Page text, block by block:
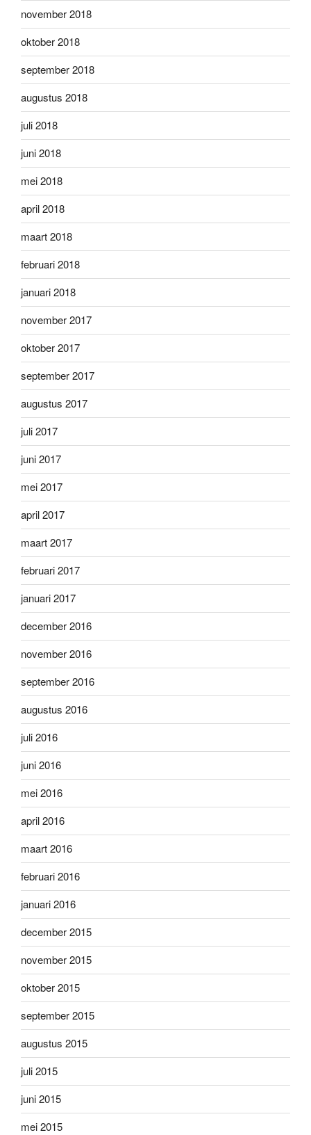
november 2018
oktober 2018
september 2018
augustus 2018
juli 2018
juni 2018
mei 2018
april 2018
maart 2018
februari 2018
januari 2018
november 2017
oktober 2017
september 2017
augustus 2017
juli 2017
juni 2017
mei 2017
april 2017
maart 2017
februari 2017
januari 2017
december 2016
november 2016
september 2016
augustus 2016
juli 2016
juni 2016
mei 2016
april 2016
maart 2016
februari 2016
januari 2016
december 2015
november 2015
oktober 2015
september 2015
augustus 2015
juli 2015
juni 2015
mei 2015